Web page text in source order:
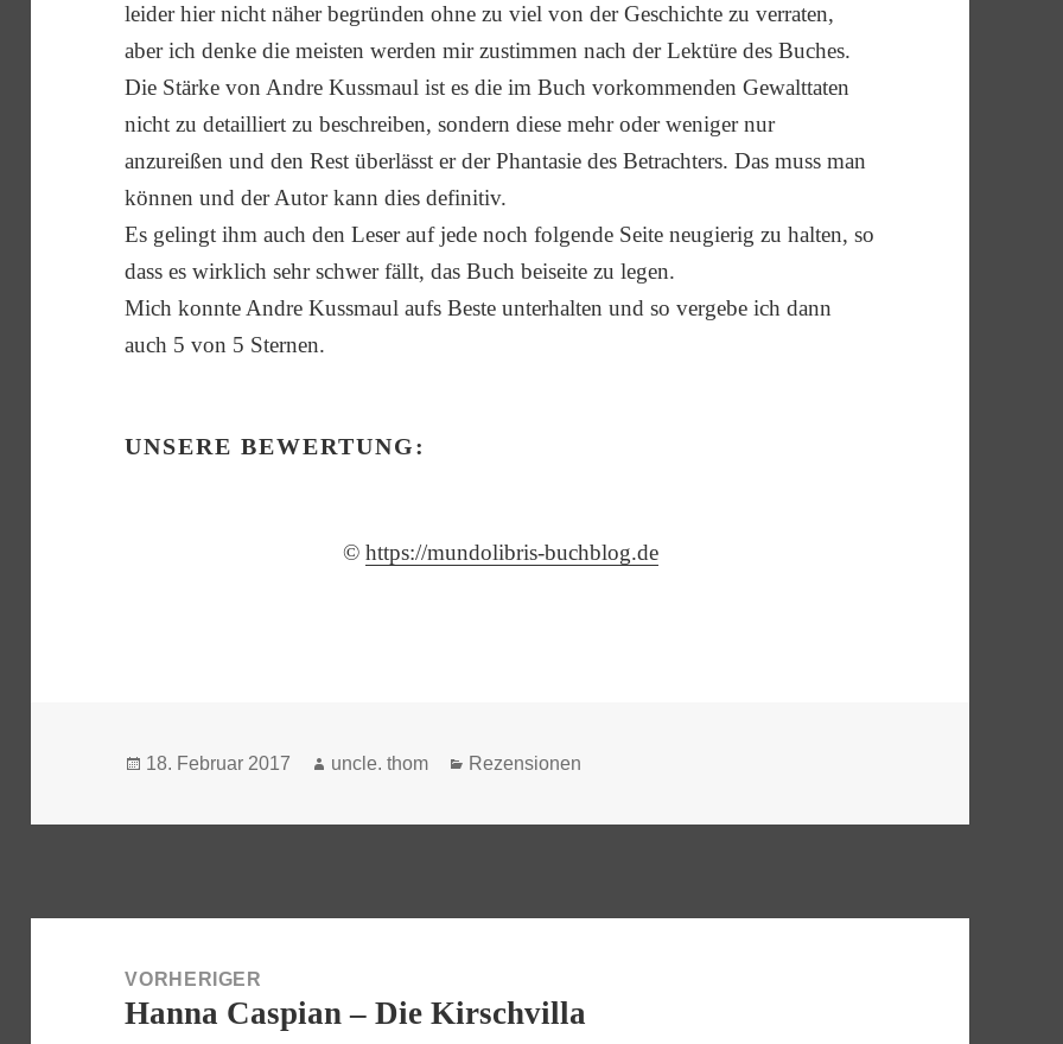
leider hier nicht näher begründen ohne zu viel von der Geschichte zu verraten,
aber ich denke die meisten werden mir zustimmen nach der Lektüre des Buches.
Die Stärke von Andre Kussmaul ist es die im Buch vorkommenden Gewalttaten
nicht zu detailliert zu beschreiben, sondern diese mehr oder weniger nur
anzureißen und den Rest überlässt er der Phantasie des Betrachters. Das muss man
können und der Autor kann dies definitiv.
Es gelingt ihm auch den Leser auf jede noch folgende Seite neugierig zu halten, so
dass es wirklich sehr schwer fällt, das Buch beiseite zu legen.
Mich konnte Andre Kussmaul aufs Beste unterhalten und so vergebe ich dann
auch 5 von 5 Sternen.
UNSERE BEWERTUNG:
© https://mundolibris-buchblog.de
Veröffentlicht
18. Februar 2017 Autor
uncle. thom Kategorien
Rezensionen
VORHERIGER
Vorheriger
Hanna Caspian – Die Kirschvilla